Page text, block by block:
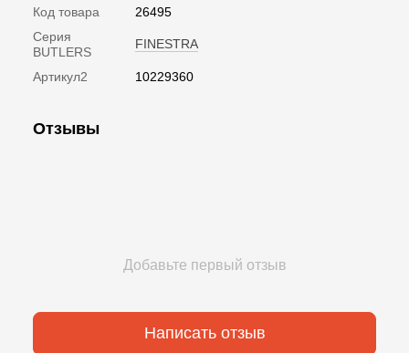
Код товара
26495
Серия
BUTLERS
FINESTRA
Артикул2 10229360
Отзывы
Добавьте первый отзыв
Написать отзыв